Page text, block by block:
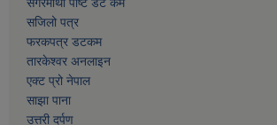
सजिलो पत्र
फरकपत्र डटकम
तारकेश्वर अनलाइन
एक्ट प्रो नेपाल
साझा पाना
उत्तरी दर्पण